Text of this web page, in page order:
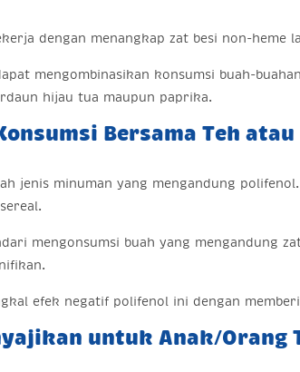
dengan menangkap zat besi non-heme
mengombinasikan konsumsi buah-
hijau tua maupun paprika.
Bersama Teh atau
jenis minuman yang mengandung
mengonsumsi buah yang mengandung
efek negatif polifenol ini dengan
untuk Anak/Orang